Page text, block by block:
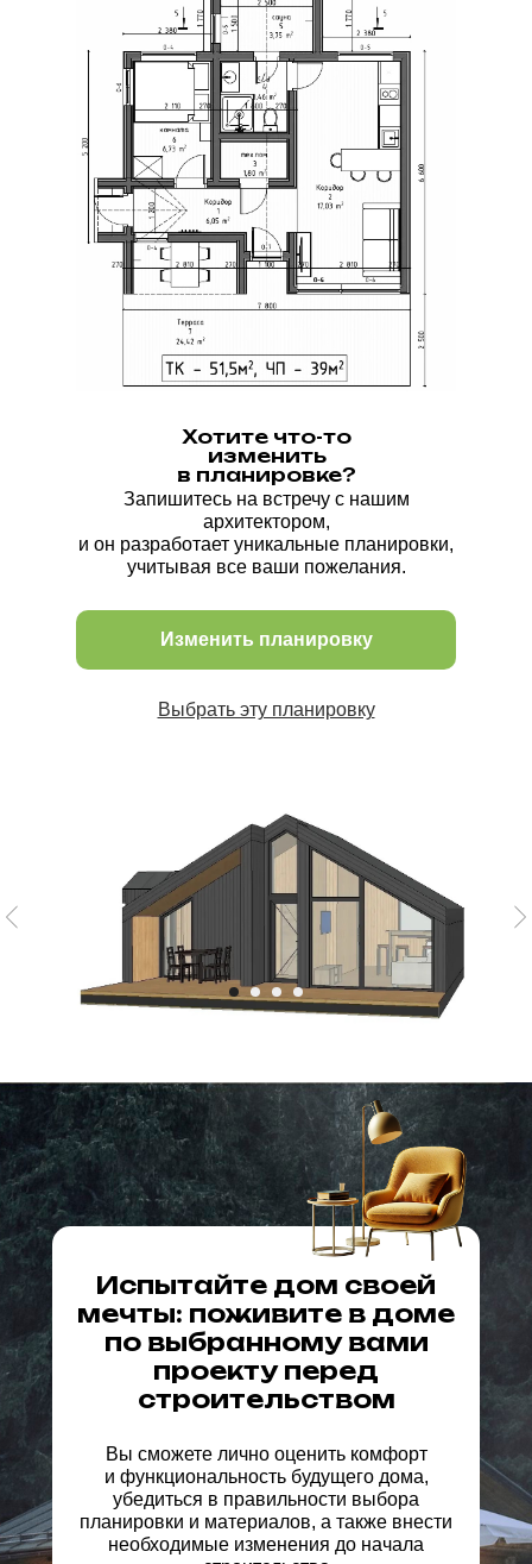
Хотите что-то
изменить
в планировке?
Выбрать эту планировку
Запишитесь на встречу с нашим
архитектором,
и он разработает уникальные планировки,
учитывая все ваши пожелания.
Изменить планировку
Испытайте дом своей
мечты: поживите в доме
по выбранному вами
проекту перед
строительством
Вы сможете лично оценить комфорт
и функциональность будущего дома,
убедиться в правильности выбора
планировки и материалов, а также внести
необходимые изменения до начала